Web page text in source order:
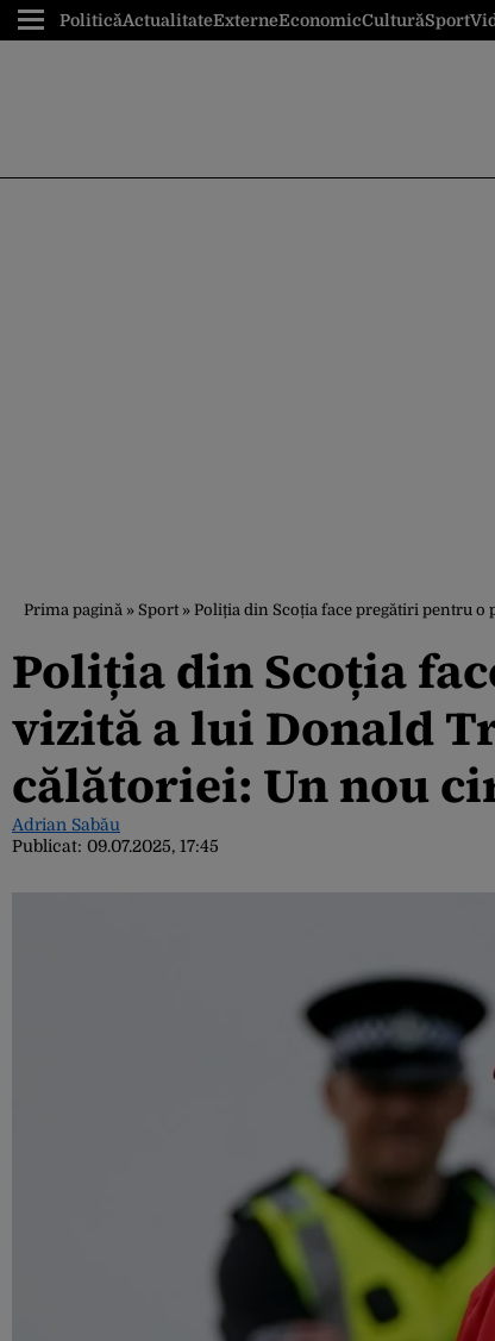
PoliticăActualitateExterneEconomicCulturăSport
Prima pagină » Sport» Poliția din Scoția face pregătiri pentru
Poliția din Scoția
vizită a lui Donald
călătoriei: Un nou
Adrian Sabău
Publicat: 09.07.2025, 17:45